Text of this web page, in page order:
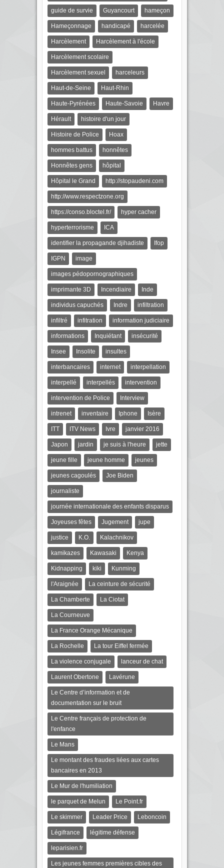
guide de survie Guyancourt hameçon
Hameçonnage handicapé harcelée
Harcèlement Harcèlement à l'école
Harcèlement scolaire
Harcèlement sexuel harceleurs
Haut-de-Seine Haut-Rhin
Haute-Pyrénées Haute-Savoie Havre
Hérault histoire d'un jour
Histoire de Police Hoax
hommes battus honnêtes
Honnêtes gens hôpital
Hôpital le Grand http://stopaudeni.com
http://www.respectzone.org
https://conso.bloctel.fr/ hyper cacher
hyperterrorisme ICA
identifier la propagande djihadiste Ifop
IGPN image
images pédopornographiques
imprimante 3D Incendiaire Inde
individus capuchés Indre infiltration
infiltré infitration information judiciaire
informations Inquiétant insécurité
Insee Insolite insultes
interbancaires internet interpellation
interpellé interpellés intervention
intervention de Police Interview
intrenet inventaire Iphone Isère
ITT ITV News Ivre janvier 2016
Japon jardin je suis à l'heure jette
jeune fille jeune homme jeunes
jeunes cagoulés Joe Biden
journaliste
journée internationale des enfants disparus
Joyeuses fêtes Jugement jupe
justice K.O. Kalachnikov
kamikazes Kawasaki Kenya
Kidnapping kiki Kunming
l'Araignée La ceinture de sécurité
La Chamberte La Ciotat
La Courneuve
La France Orange Mécanique
La Rochelle La tour Eiffel fermée
La violence conjugale lanceur de chat
Laurent Obertone Lavérune
Le Centre d’information et de
documentation sur le bruit
Le Centre français de protection de
l'enfance
Le Mans
Le montant des fraudes liées aux cartes
bancaires en 2013
Le Mur de l'humiliation
le parquet de Melun Le Point.fr
Le skimmer Leader Price Leboncoin
Légifrance légitime défense
leparisien.fr
Les jeunes femmes premières cibles des